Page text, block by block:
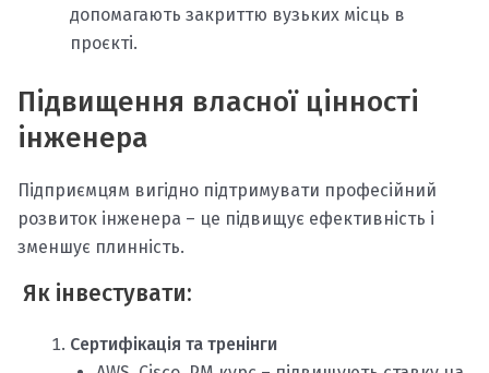
допомагають закриттю вузьких місць в
проєкті.
Підвищення власної цінності
інженера
Підприємцям вигідно підтримувати професійний
розвиток інженера – це підвищує ефективність і
зменшує плинність.
Як інвестувати:
Сертифікація та тренінги